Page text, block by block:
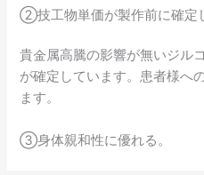
②技工物単価が製作前に確定
貴金属高騰の影響が無いジル
が確定しています。患者様へ
ます。
③身体親和性に優れる。